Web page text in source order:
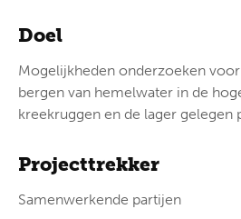
Doel
Mogelijkheden onderzoeken
bergen van hemelwater in de
kreekruggen en de lager gelegen
Projecttrekker
Samenwerkende partijen